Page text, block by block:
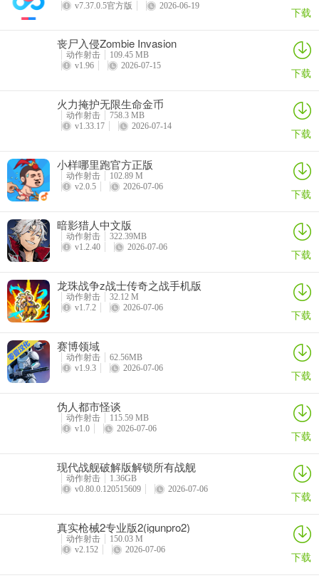
主打全能均衡，核心进化：蟹腿、蟹壳、蟹螯、多足、硬化。
进化能力按稀有度分为普通、优秀、稀有、史诗、传说五个等级。
肉鸽游戏的核心魅力之一，就是局外永久成长。即使单局失败，也能
每局游戏结束，游戏将根据玩家的存活时间、击杀数、进化数获得基
要玩家完成特定成就解锁，效果强大！
游戏特色
1、125+种基于进化的能力
▪ 无穷的可能性与外观组合
▪ 充满策略的进化路径
2、充满生机、繁荣发展的生态系统
▪ 四大风格迥异的生物群系，各自拥有独立规则、气候事件、探索
点，以及不同的动植物生态
▪ 昼夜循环系统
3、每局游戏中，多种 Boss 随机登场（可能出现，也可能不出现）
4、丰富的局外系统
▪ 难度系统（有胆你就来！）
v7.37.0.5官方版
2026-06-19 下载
丧尸入侵Zombie Invasion
动作射击
109.45 MB
v1.96
2026-07-15 下载
火力掩护无限生命金币
动作射击
758.3 MB
v1.33.17
2026-07-14 下载
小样哪里跑官方正版
动作射击
102.89 M
v2.0.5
2026-07-06 下载
暗影猎人中文版
动作射击
322.39MB
v1.2.40
2026-07-06 下载
龙珠战争z战士传奇之战手机版
动作射击
32.12 M
v1.7.2
2026-07-06 下载
赛博领域
动作射击
62.56MB
v1.9.3
2026-07-06 下载
伪人都市怪谈
动作射击
115.59 MB
v1.0
2026-07-06 下载
现代战舰破解版解锁所有战舰
动作射击
1.36GB
v0.80.0.120515609
2026-07-06 下载
真实枪械2专业版2(igunpro2)
动作射击
150.03 M
v2.152
2026-07-06 下载